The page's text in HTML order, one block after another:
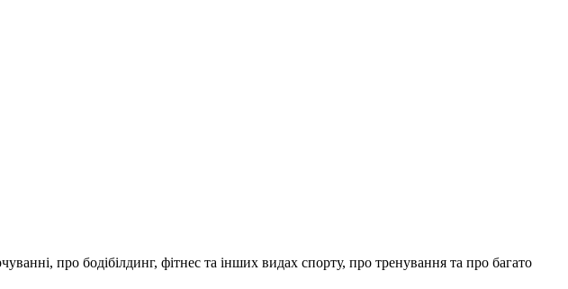
про бодібілдинг, фітнес та інших видах спорту, про тренування та про багато